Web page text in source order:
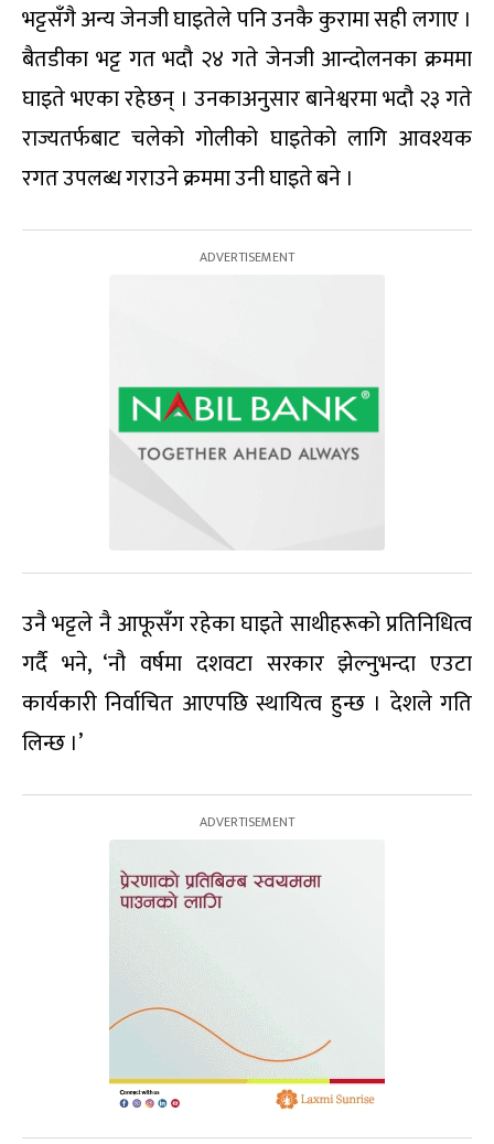
भट्टसँगै अन्य जेनजी घाइतेले पनि उनकै कुरामा सही लगाए ।
बैतडीका भट्ट गत भदौ २४ गते जेनजी आन्दोलनका क्रममा
घाइते भएका रहेछन् । उनकाअनुसार बानेश्वरमा भदौ २३ गते
राज्यतर्फबाट चलेको गोलीको घाइतेको लागि आवश्यक
रगत उपलब्ध गराउने क्रममा उनी घाइते बने ।
उनै भट्टले नै आफूसँग रहेका घाइते साथीहरूको प्रतिनिधित्व
गर्दै भने, ‘नौ वर्षमा दशवटा सरकार झेल्नुभन्दा एउटा
कार्यकारी निर्वाचित आएपछि स्थायित्व हुन्छ । देशले गति
लिन्छ ।’